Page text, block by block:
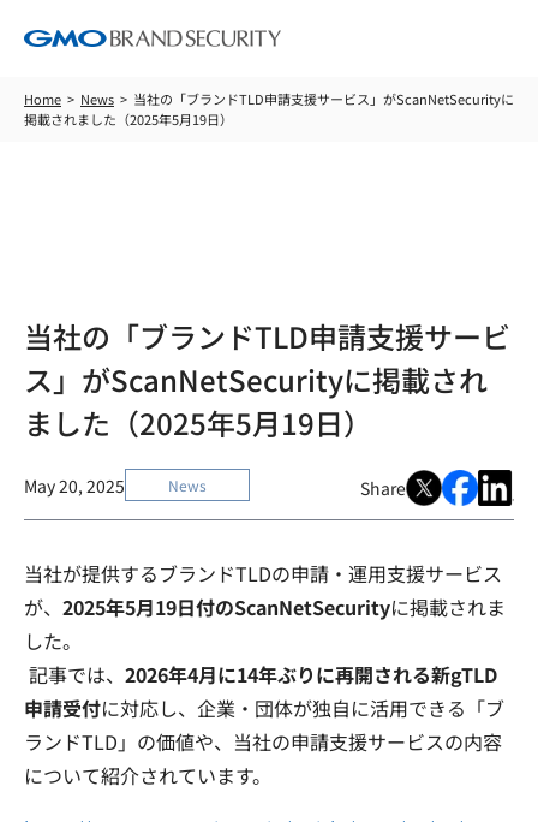
Home News
当社の「ブランドTLD申請支援サービス」がScanNetSecurityに
掲載されました（2025年5月19日）
当社の「ブランドTLD申請支援サービ
ス」がScanNetSecurityに掲載され
ました（2025年5月19日）
May 20, 2025 News Share
当社が提供するブランドTLDの申請・運用支援サービス
が、 2025年5月19日付のScanNetSecurityに掲載されま
した。
記事では、 2026年4月に14年ぶりに再開される新gTLD
申請受付に対応し、企業・団体が独自に活用できる「ブ
ランドTLD」の価値や、当社の申請支援サービスの内容
について紹介されています。